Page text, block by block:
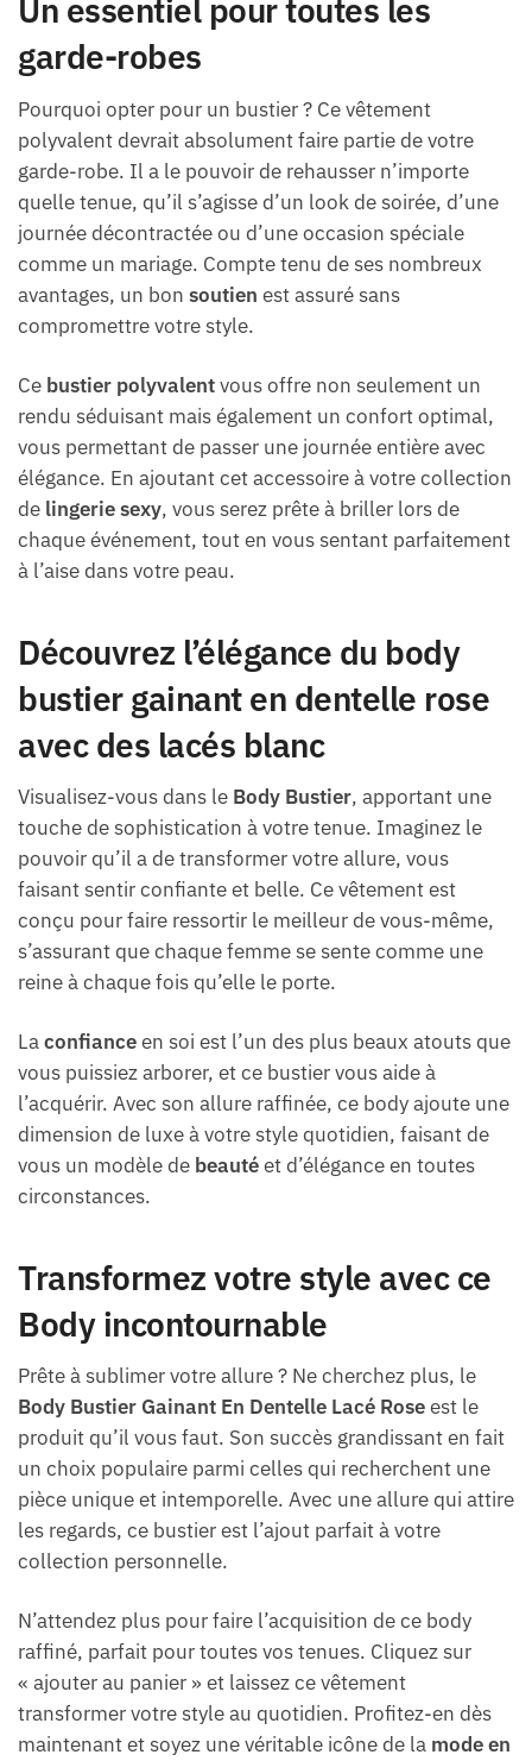
Un essentiel pour toutes les
garde-robes
Pourquoi opter pour un bustier ? Ce vêtement
polyvalent devrait absolument faire partie de votre
garde-robe. Il a le pouvoir de rehausser n’importe
quelle tenue, qu’il s’agisse d’un look de soirée, d’une
journée décontractée ou d’une occasion spéciale
comme un mariage. Compte tenu de ses nombreux
avantages, un bon soutien est assuré sans
compromettre votre style.
Ce bustier polyvalentvous offre non seulement un
rendu séduisant mais également un confort optimal,
vous permettant de passer une journée entière avec
élégance. En ajoutant cet accessoire à votre collection
de lingerie sexy, vous serez prête à briller lors de
chaque événement, tout en vous sentant parfaitement
à l’aise dans votre peau.
Découvrez l’élégance du body
bustier gainant en dentelle rose
avec des lacés blanc
Visualisez-vous dans le Body Bustier, apportant une
touche de sophistication à votre tenue. Imaginez le
pouvoir qu’il a de transformer votre allure, vous
faisant sentir confiante et belle. Ce vêtement est
conçu pour faire ressortir le meilleur de vous-même,
s’assurant que chaque femme se sente comme une
reine à chaque fois qu’elle le porte.
Laconfianceen soi est l’un des plus beaux atouts que
vous puissiez arborer, et ce bustier vous aide à
l’acquérir. Avec son allure raffinée, ce body ajoute une
dimension de luxe à votre style quotidien, faisant de
vous un modèle de beautéet d’élégance en toutes
circonstances.
Transformez votre style avec ce
Body incontournable
Prête à sublimer votre allure ? Ne cherchez plus, le
Body Bustier Gainant En Dentelle Lacé Roseest le
produit qu’il vous faut. Son succès grandissant en fait
un choix populaire parmi celles qui recherchent une
pièce unique et intemporelle. Avec une allure qui attire
les regards, ce bustier est l’ajout parfait à votre
collection personnelle.
N’attendez plus pour faire l’acquisition de ce body
raffiné, parfait pour toutes vos tenues. Cliquez sur
« ajouter au panier » et laissez ce vêtement
transformer votre style au quotidien. Profitez-en dès
maintenant et soyez une véritable icône de la mode en